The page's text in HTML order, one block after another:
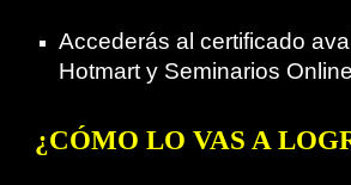
Accederás al certificado
Hotmart y Seminarios
¿CÓMO LO VAS A